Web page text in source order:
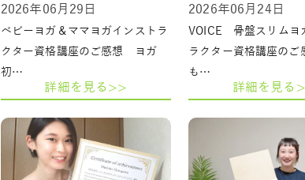
2026年06月29日
ベビーヨガ＆ママヨガインストラ
クター資格講座のご感想 ヨガ
初…
詳細を見る>>
2026年06月24日
VOICE 骨盤スリムヨ
ラクター資格講座の
も…
詳細を見る